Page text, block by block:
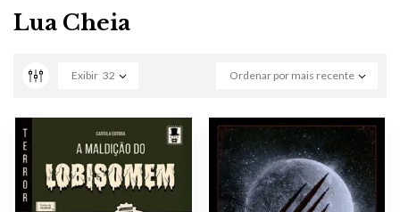
Lua Cheia
Ordenar por mais recente
Exibir 32